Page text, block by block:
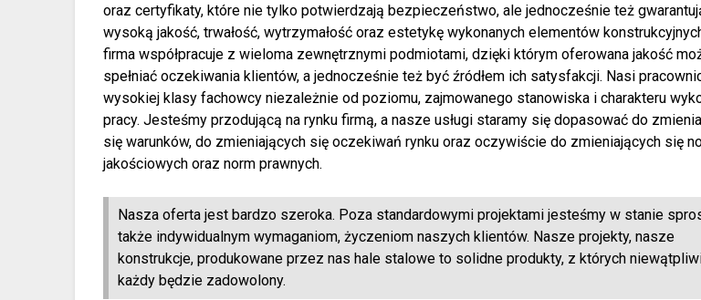
oraz certyfikaty, które nie tylko potwierdzają bezpieczeństwo, ale jednocześnie też
wysoką jakość, trwałość, wytrzymałość oraz estetykę wykonanych elementów
firma współpracuje z wieloma zewnętrznymi podmiotami, dzięki którym oferowana jakość
spełniać oczekiwania klientów, a jednocześnie też być źródłem ich satysfakcji. Nasi
wysokiej klasy fachowcy niezależnie od poziomu, zajmowanego stanowiska i charakteru
pracy. Jesteśmy przodującą na rynku firmą, a nasze usługi staramy się dopasować do
się warunków, do zmieniających się oczekiwań rynku oraz oczywiście do zmieniających się
jakościowych oraz norm prawnych.
Nasza oferta jest bardzo szeroka. Poza standardowymi projektami jesteśmy w stanie
także indywidualnym wymaganiom, życzeniom naszych klientów. Nasze projekty, nasze
konstrukcje, produkowane przez nas hale stalowe to solidne produkty, z których
każdy będzie zadowolony.